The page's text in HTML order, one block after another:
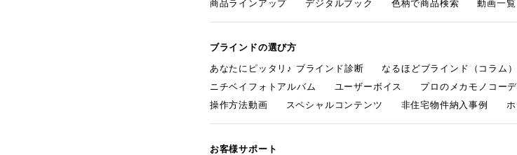
商品ラインアップ
デジタルブック 色柄で商品検索 動画一覧
ブラインドの選び方
あなたにピッタリ♪ ブラインド診断
なるほどブラインド（コラム）
ニチベイフォトアルバム
ユーザーボイス プロのメカモノコー
操作方法動画
スペシャルコンテンツ 非住宅物件納入事例
お客様サポート